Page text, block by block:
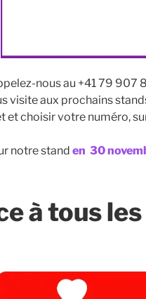
nous au +41 79 907
visite aux prochains
et choisir votre numéro,
notre stand en 30
à tous